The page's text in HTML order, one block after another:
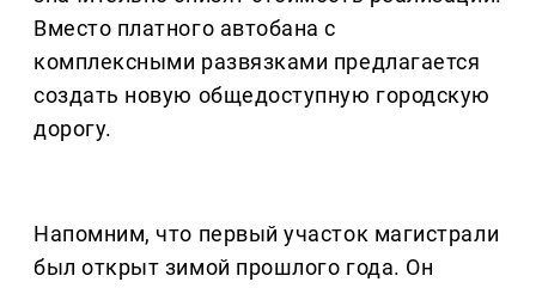
Вместо платного автобана с
комплексными развязками предлагается
создать новую общедоступную городскую
дорогу.
Напомним, что первый участок магистрали
был открыт зимой прошлого года. Он